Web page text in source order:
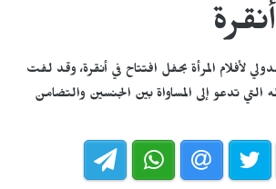
لأفلام المرأة بحفل افتتاح في أنقرة، وقد لفت
التي تدعو إلى المساواة بين الجنسين والتضامن